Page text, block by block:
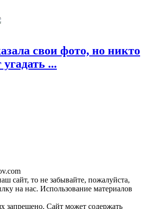
свои фото, но никто
...
сайт, то не забывайте, пожалуйста,
на нас. Использование материалов
запрещено. Сайт может содержать